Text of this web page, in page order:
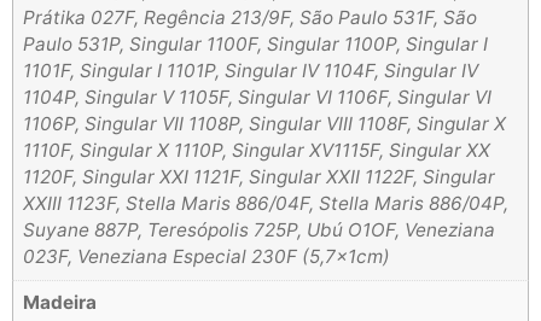
Prátika 027F, Regência 213/9F, São Paulo 531F, São
Paulo 531P, Singular 1100F, Singular 1100P, Singular I
1101F, Singular I 1101P, Singular IV 1104F, Singular IV
1104P, Singular V 1105F, Singular VI 1106F, Singular VI
1106P, Singular VII 1108P, Singular VIII 1108F, Singular X
1110F, Singular X 1110P, Singular XV1115F, Singular XX
1120F, Singular XXI 1121F, Singular XXII 1122F, Singular
XXIII 1123F, Stella Maris 886/04F, Stella Maris 886/04P,
Suyane 887P, Teresópolis 725P, Ubú O1OF, Veneziana
023F, Veneziana Especial 230F (5,7x1cm)
Madeira